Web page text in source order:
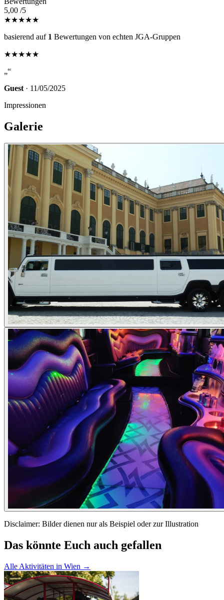
5,00 /5
★★★★★
basierend auf 1 Bewertungen von echten JGA-Gruppen
★★★★★
„“
Guest · 11/05/2025
Impressionen
Galerie
Disclaimer: Bilder dienen nur als Beispiel oder zur Illustration
Das könnte Euch auch gefallen
Alle Aktivitäten in Wien →